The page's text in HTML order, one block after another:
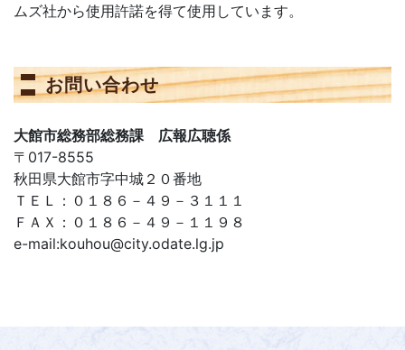
ムズ社から使用許諾を得て使用しています。
お問い合わせ
大館市総務部総務課 広報広聴係
〒017-8555
秋田県大館市字中城２０番地
ＴＥＬ：０１８６－４９－３１１１
ＦＡＸ：０１８６－４９－１１９８
e-mail:kouhou@city.odate.lg.jp